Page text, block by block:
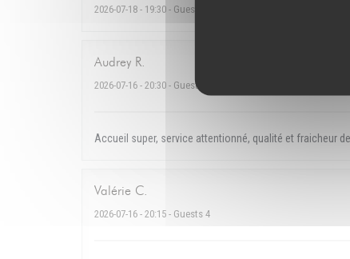
2026-07-18 - 19:30 - Guests 2
Audrey R
2026-07-16 - 20:30 - Guests 2
Accueil super, service attentionné, qualité et fraicheur
Valérie C
2026-07-16 - 20:15 - Guests 4